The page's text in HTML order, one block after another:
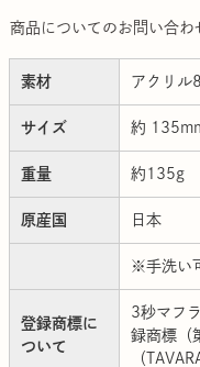
商品についてのお問い合わ
素材 アクリル
サイズ 約
重量 約135g
原産国 日本
※手洗い
登録商標に
ついて
3秒マフ
録商標（
（